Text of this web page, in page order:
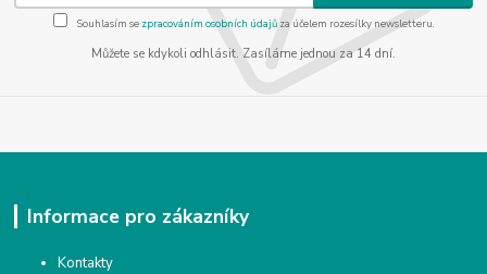
Souhlasím se zpracováním osobních údajůza účelem rozesílky newsletteru.
Můžete se kdykoli odhlásit. Zasíláme jednou za 14 dní.
Informace pro zákazníky
Kontakty